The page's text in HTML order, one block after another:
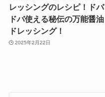
レッシングのレシピ！ドバ
ドバ使える秘伝の万能醤油
ドレッシング！
2025年2月22日